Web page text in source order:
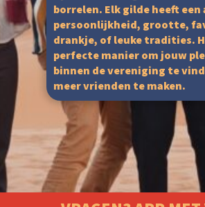
borrelen. Elk gilde heeft een
persoonlijkheid, grootte,
drankje, of leuke tradities.
perfecte manier om jouw
binnen de vereniging te
meer vrienden te maken.